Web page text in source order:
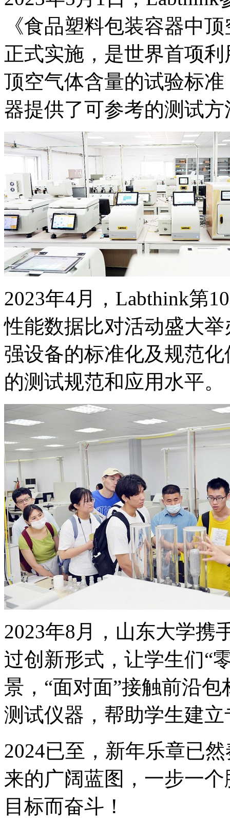
《食品塑料包装容器中
正式实施，是世界首项
顶空气体含量的试验标
器提供了可参考的测试方
2023年4月，Labthink第
性能数据比对活动盛大
强设备的标准化及规范
的测试规范和应用水平。
2023年8月，山东大学携
过创新形式，让学生们“
景，“面对面”接触前沿
测试仪器，帮助学生建
2024已至，新年乐章已
来的广阔蓝图，一步一
目标而奋斗！